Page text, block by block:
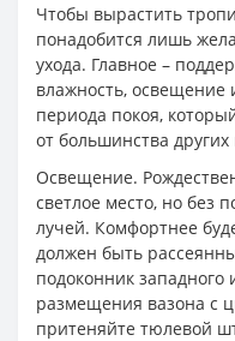
Чтобы вырастить
понадобится лишь
ухода. Главное –
влажность,
периода покоя,
от большинства
Освещение.
светлое место, но без
лучей. Комфортнее
должен быть
подоконник западного
размещения вазона с
притеняйте тюлевой